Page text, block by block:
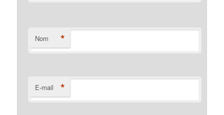
Nom *
E-mail *